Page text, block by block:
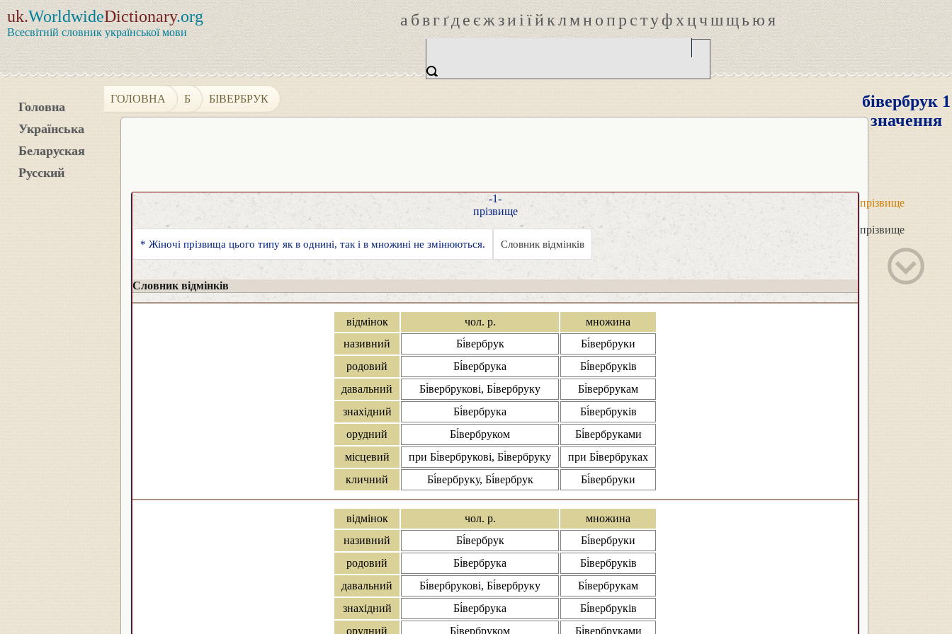
uk.WorldwideDictionary.org
Всесвітній словник української мови
абвгґдеєжзиіїйклмнопрстуфхцчшщьюя
Головна
Українська
Беларуская
Русский
ГОЛОВНА Б БІВЕРБРУК
бівербрук 1
значення
прізвище
прізвище
-1-
прізвище
* Жіночі прізвища цього типу як в однині, так і в множині не змінюються. Словник відмінків
Словник відмінків
відмінок чол. р.
множина
називний
Бі́вербрук
Бі́вербруки
родовий
Бі́вербрука
Бі́вербруків
давальний
Бі́вербрукові, Бі́вербруку
Бі́вербрукам
знахідний
Бі́вербрука
Бі́вербруків
орудний
Бі́вербруком
Бі́вербруками
місцевий
при Бі́вербрукові, Бі́вербруку
при Бі́вербруках
кличний
Бі́вербруку, Бі́вербрук Бі́вербруки
відмінок чол. р.
множина
називний
Бі́вербрук
Бі́вербруки
родовий
Бі́вербрука
Бі́вербруків
давальний
Бі́вербрукові, Бі́вербруку
Бі́вербрукам
знахідний
Бі́вербрука
Бі́вербруків
орудний
Бі́вербруком Бі́вербруками